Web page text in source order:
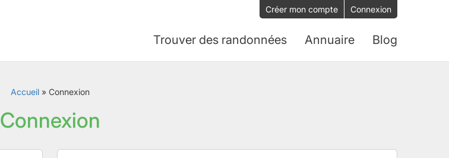
Créer mon compte Connexion
Trouver des randonnées Annuaire Blog
Accueil» Connexion
Connexion